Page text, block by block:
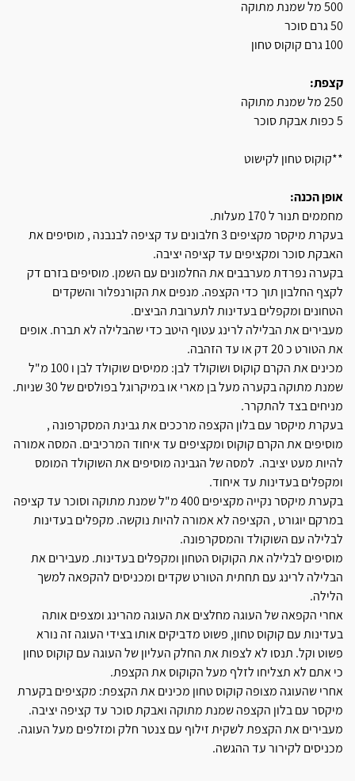
500 מל שמנת מתוקה
50 גרם סוכר
100 גרם קוקוס טחון
קצפת:
250 מל שמנת מתוקה
5 כפות אבקת סוכר
**קוקוס טחון לקישוט
אופן הכנה:
מחממים תנור ל 170 מעלות.
בעקרת מיקסר מקציפים 3 חלבונים עד קציפה לבנבנה , מוסיפים את
האבקת סוכר ומקציפים עד קציפה יציבה.
בקערה נפרדת מערבבים את החלמונים עם השמן. מוסיפים בזרם דק
לקצף החלבון תוך כדי הקצפה. מנפים את הקורנפלור והשקדים
הטחונים ומקפלים בעדינות לתערובת הביצים.
מעבירים את הבלילה לרינג עטוף היטב כדי שהבלילה לא תברח. אופים
את הטורט כ 20 דק או עד הזהבה.
מכינים את הקרם קוקוס ושוקולד לבן: ממיסים שוקולד לבן ו 100 מ"ל
שמנת מתוקה בקערה מעל בן מארי או במיקרוגל בפולסים של 30 שניות.
מניחים בצד להתקרר.
בעקרת מיקסר עם בלון הקצפה מרככים את גבינת המסקרפונה ,
מוסיפים את הקרם קוקוס ומקציפים עד איחוד המרכיבים. המסה אמורה
להיות מעט יציבה. למסה של הגבינה מוסיפים את השוקולד המומס
ומקפלים בעדינות עד איחוד.
בקערת מיקסר נקייה מקציפים 400 מ"ל שמנת מתוקה וסוכר עד קציפה
במרקם יוגורט , הקציפה לא אמורה להיות נוקשה. מקפלים בעדינות
לבלילה עם השוקולד והמסקרפונה.
מוסיפים לבלילה את הקוקוס הטחון ומקפלים בעדינות. מעבירים את
הבלילה לרינג עם תחתית הטורט שקדים ומכניסים להקפאה למשך
הלילה.
אחרי הקפאה של העוגה מחלצים את העוגה מהרינג ומצפים אותה
בעדינות עם קוקוס טחון, פשוט מדביקים אותו בצידי העוגה זה נורא
פשוט וקל. תנסו לא לצפות את החלק העליון של העוגה עם קוקוס טחון
כי אתם לא תצליחו לזלף מעל הקוקוס את הקצפת.
אחרי שהעוגה מצופה קוקוס טחון מכינים את הקצפת: מקציפים בקערת
מיקסר עם בלון הקצפה שמנת מתוקה ואבקת סוכר עד קציפה יציבה.
מעבירים את הקצפת לשקית זילוף עם צנטר חלק ומזלפים מעל העוגה.
מכניסים לקירור עד ההגשה.